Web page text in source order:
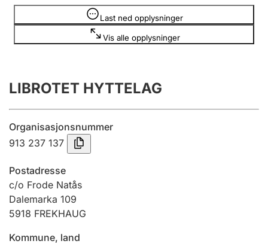
Registrere, endre, slette
Årsregnskap
Innsending og forsinkelsesgebyr
Tinglysing
Jeger
Betaling og jegeravgiftskort
Last ned opplysninger
Vis alle opplysninger
Opplysninger er skjult
LIBROTET HYTTELAG
Organisasjonsnummer
913 237 137
Postadresse
c/o Frode Natås
Dalemarka 109
5918 FREKHAUG
Kommune, land